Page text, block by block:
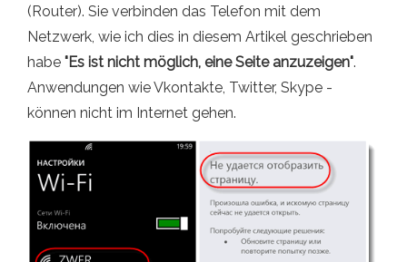
(Router). Sie verbinden das Telefon mit dem
Netzwerk, wie ich dies in diesem Artikel geschrieben
habe "Es ist nicht möglich, eine Seite anzuzeigen".
Anwendungen wie Vkontakte, Twitter, Skype -
können nicht im Internet gehen.